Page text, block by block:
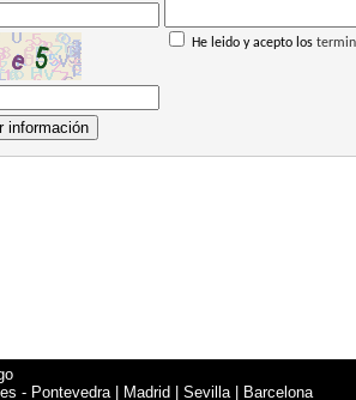
He leido y acepto los
- Pontevedra | Madrid | Sevilla | Barcelona